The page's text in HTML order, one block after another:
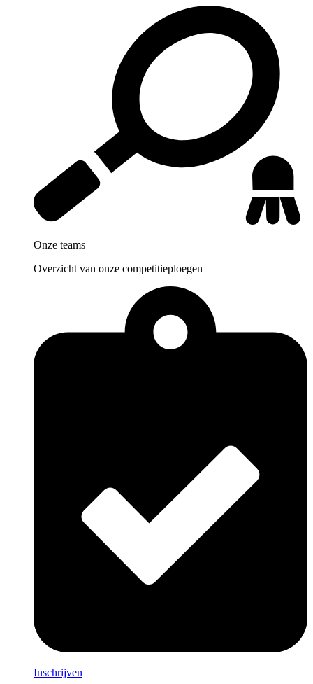
Onze teams
Overzicht van onze competitieploegen
Inschrijven